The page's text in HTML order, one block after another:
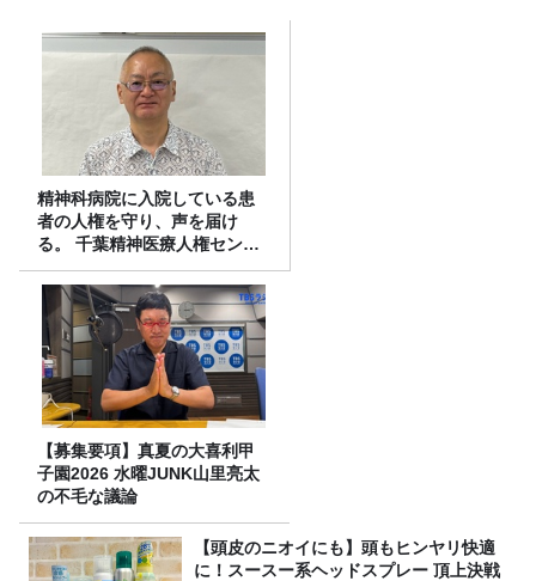
精神科病院に入院している患
者の人権を守り、声を届け
る。 千葉精神医療人権センタ
ーの取り組み
【募集要項】真夏の大喜利甲
子園2026 水曜JUNK山里亮太
の不毛な議論
【頭皮のニオイにも】頭もヒンヤリ快適
に！スースー系ヘッドスプレー 頂上決戦